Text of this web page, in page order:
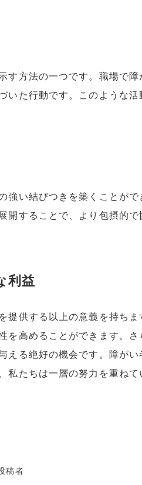
方法の一つです。職場で
た行動です。このような
い結びつきを築くことが
することで、より包摂的
利益
供する以上の意義を持ち
高めることができます。
る絶好の機会です。障が
たちは一層の努力を重ねて
稿者